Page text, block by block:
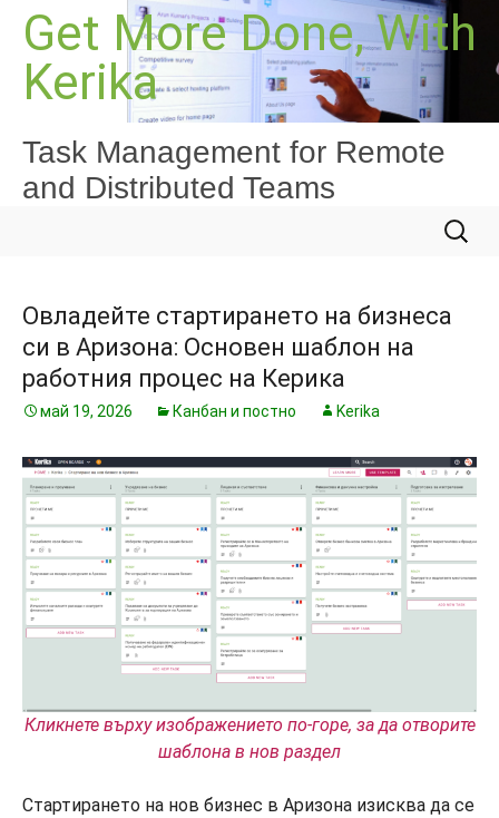
Към
съдържанието
Get More Done, With
Kerika
Task Management for Remote
and Distributed Teams
за:
Овладейте стартирането на бизнеса
си в Аризона: Основен шаблон на
работния процес на Керика
май 19, 2026 Канбан и постно Kerika
Кликнете върху изображението по-горе, за да отворите
шаблона в нов раздел
Стартирането на нов бизнес в Аризона изисква да се